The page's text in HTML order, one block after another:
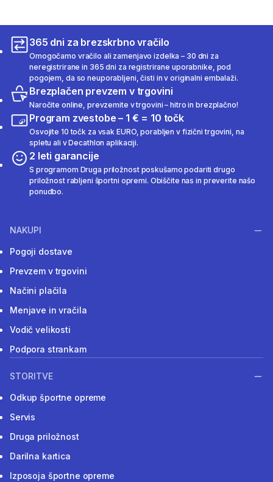
365 dni za brezskrbno vračilo
Omogočamo vračilo ali zamenjavo izdelka – 30 dni za
neregistrirane in 365 dni za registrirane uporabnike, pod
pogojem, da so neuporabljeni, čisti in v originalni embalaži.
Brezplačen prevzem v trgovini
Naročite online, prevzemite v trgovini – hitro in brezplačno!
Program zvestobe – 1 € = 10 točk
Osvojite 10 točk za vsak EURO, porabljen v fizični trgovini, na
spletu ali v Decathlon aplikaciji.
2 leti garancije
S programom Druga priložnost poskušamo podariti drugo
priložnost rabljeni športni opremi. Obiščite nas in preverite našo
ponudbo.
NAKUPI
Pogoji dostave
Prevzem v trgovini
Načini plačila
Menjave in vračila
Vodič velikosti
Podpora strankam
STORITVE
Odkup športne opreme
Servis
Druga priložnost
Darilna kartica
Izposoja športne opreme